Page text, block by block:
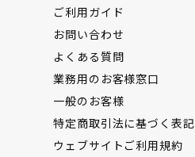
ご利用ガイド
お問い合わせ
よくある質問
業務用のお客様窓口
一般のお客様
特定商取引法に基づく表記
ウェブサイトご利用規約